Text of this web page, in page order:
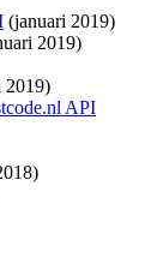
(januari 2019)
2019)
2019)
API